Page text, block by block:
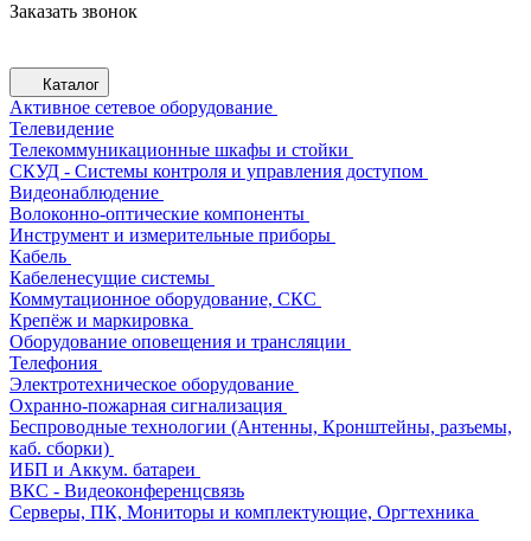
Заказать звонок
Каталог
Активное сетевое оборудование
Телевидение
Телекоммуникационные шкафы и стойки
СКУД - Системы контроля и управления доступом
Видеонаблюдение
Волоконно-оптические компоненты
Инструмент и измерительные приборы
Кабель
Кабеленесущие системы
Коммутационное оборудование, СКС
Крепёж и маркировка
Оборудование оповещения и трансляции
Телефония
Электротехническое оборудование
Охранно-пожарная сигнализация
Беспроводные технологии (Антенны, Кронштейны, разъемы,
каб. сборки)
ИБП и Аккум. батареи
ВКС - Видеоконференцсвязь
Серверы, ПК, Мониторы и комплектующие, Оргтехника